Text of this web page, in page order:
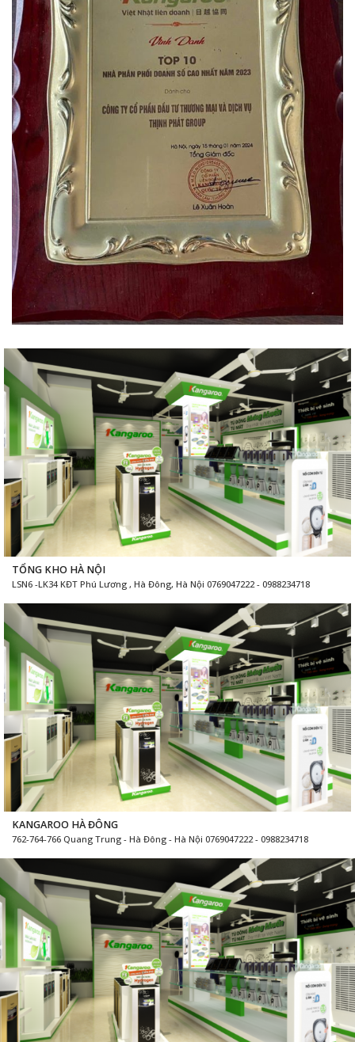
TỔNG KHO HÀ NỘI
LSN6 -LK34 KĐT Phú Lương , Hà Đông, Hà Nội 0769047222 - 0988234718
KANGAROO HÀ ĐÔNG
762-764-766 Quang Trung - Hà Đông - Hà Nội 0769047222 - 0988234718